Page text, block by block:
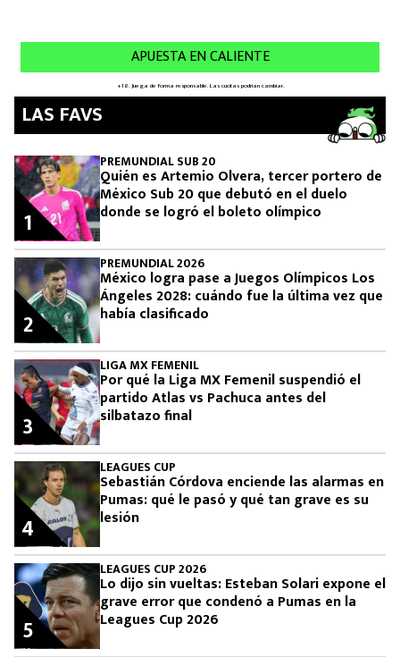
LAS FAVS
PREMUNDIAL SUB 20
Quién es Artemio Olvera, tercer portero de
México Sub 20 que debutó en el duelo
donde se logró el boleto olímpico
1
PREMUNDIAL 2026
México logra pase a Juegos Olímpicos Los
Ángeles 2028: cuándo fue la última vez que
había clasificado
2
LIGA MX FEMENIL
Por qué la Liga MX Femenil suspendió el
partido Atlas vs Pachuca antes del
silbatazo final
3
LEAGUES CUP
Sebastián Córdova enciende las alarmas en
Pumas: qué le pasó y qué tan grave es su
lesión
4
LEAGUES CUP 2026
Lo dijo sin vueltas: Esteban Solari expone el
grave error que condenó a Pumas en la
Leagues Cup 2026
5